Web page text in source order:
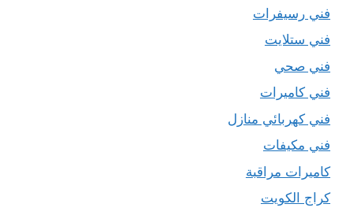
فني رسيفرات
فني ستلايت
فني صحي
فني كاميرات
فني كهربائي منازل
فني مكيفات
كاميرات مراقبة
كراج الكويت